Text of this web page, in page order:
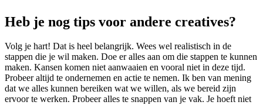
Heb je nog tips voor andere creatives?
Volg je hart! Dat is heel belangrijk. Wees wel realistisch in de
stappen die je wil maken. Doe er alles aan om die stappen te kunnen
maken. Kansen komen niet aanwaaien en vooral niet in deze tijd.
Probeer altijd te ondernemen en actie te nemen. Ik ben van mening
dat we alles kunnen bereiken wat we willen, als we bereid zijn
ervoor te werken. Probeer alles te snappen van je vak. Je hoeft niet